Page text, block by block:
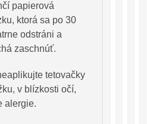
papierová
ktorá sa po 30
odstráni a
zaschnúť.
tetovačky
v blízkosti očí,
alergie.